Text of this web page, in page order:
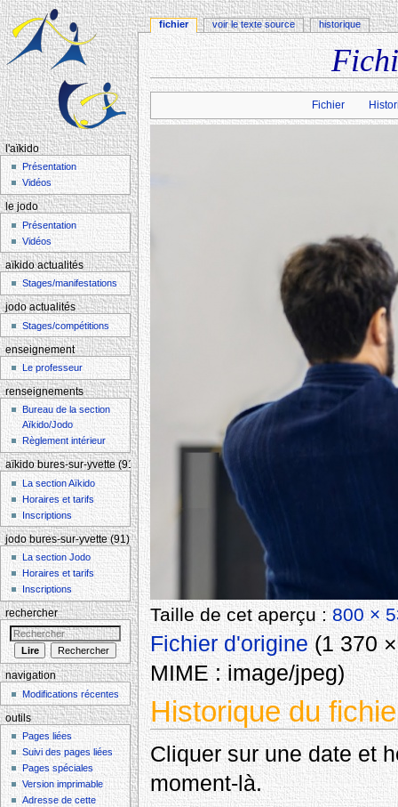
Aller à :navigation , rechercher
Fichier
Taille de cet aperçu :800 ×
Fichier d'origine‎(1 370
MIME :image/jpeg)
Historique du
Cliquer sur une date et
moment-là.
fichier voir le texte source historique
l'aïkido
Présentation
Vidéos
le jodo
Présentation
Vidéos
aïkido actualités
Stages/manifestations
jodo actualités
Stages/compétitions
enseignement
Le professeur
renseignements
Bureau de la section
Aïkido/Jodo
Règlement intérieur
aïkido bures-sur-yvette (91)
La section Aïkido
Horaires et tarifs
Inscriptions
jodo bures-sur-yvette (91)
La section Jodo
Horaires et tarifs
Inscriptions
rechercher
navigation
Modifications récentes
outils
Pages liées
Suivi des pages liées
Pages spéciales
Version imprimable
Adresse de cette